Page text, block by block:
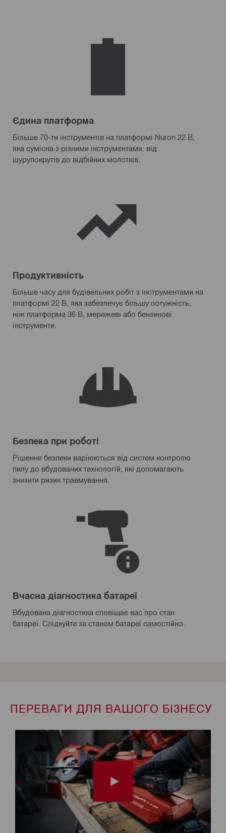
Єдина платформа
Більше 70-ти інструментів на платформі Nuron 22 В,
яка сумісна з різними інструментами: від
шурупокрутів до відбійних молотків.
Продуктивність
Більше часу для будівельних робіт з інструментами на
платформі 22 В, яка забезпечує більшу потужність,
ніж платформа 36 В, мережеві або бензинові
інструменти.
Безпека при роботі
Рішення безпеки варіюються від систем контролю
пилу до вбудованих технологій, які допомагають
знизити ризик травмування.
Вчасна діагностика батареї
Вбудована діагностика сповіщає вас про стан
батареї. Слідкуйте за станом батареї самостійно.
ПЕРЕВАГИ ДЛЯ ВАШОГО БІЗНЕСУ